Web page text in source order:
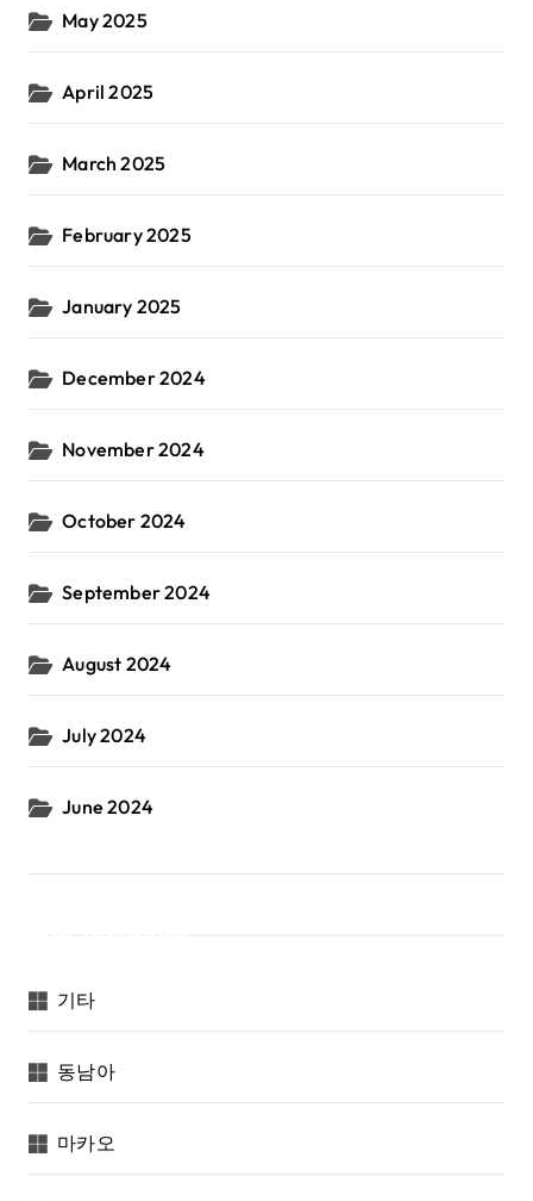
May 2025
April 2025
March 2025
February 2025
January 2025
December 2024
November 2024
October 2024
September 2024
August 2024
July 2024
June 2024
기타
동남아
마카오